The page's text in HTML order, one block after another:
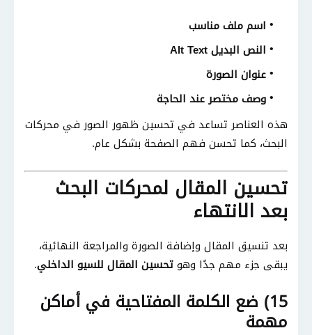
اسم ملف مناسب
النص البديل Alt Text
عنوان الصورة
وصف مختصر عند الحاجة
هذه العناصر تساعد في تحسين ظهور الصور في محركات
البحث، كما تحسن فهم الصفحة بشكل عام.
تحسين المقال لمحركات البحث
بعد الانتهاء
بعد تنسيق المقال وإضافة الصورة والمراجعة النهائية،
يبقى جزء مهم جدًا وهوتحسين المقال للسيو الداخلي.
15) ضع الكلمة المفتاحية في أماكن
مهمة